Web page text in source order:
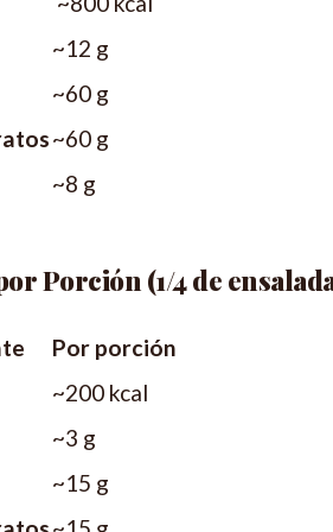
~12 g
~60 g
~60 g
~8 g
Porción (1/4 de
Por porción
~200 kcal
~3 g
~15 g